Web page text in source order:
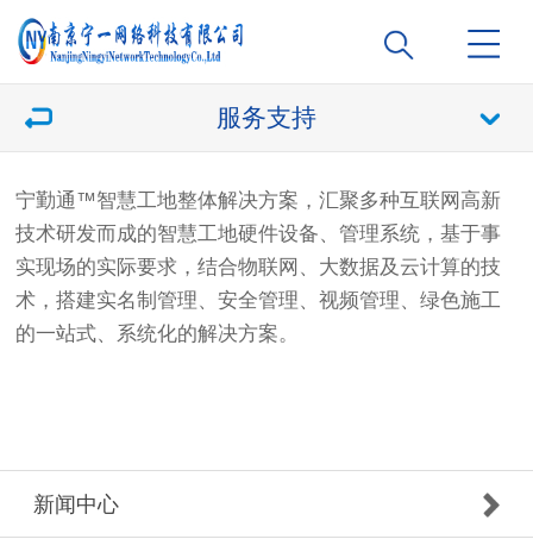
服务支持
宁勤通™️智慧工地整体解决方案，汇聚多种互联网高新
技术研发而成的智慧工地硬件设备、管理系统，基于事
实现场的实际要求，结合物联网、大数据及云计算的技
术，搭建实名制管理、安全管理、视频管理、绿色施工
的一站式、系统化的解决方案。
新闻中心